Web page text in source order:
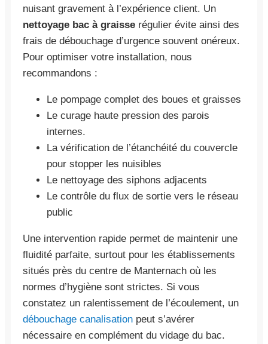
nuisant gravement à l’expérience client. Un
nettoyage bac à graisse régulier évite ainsi des
frais de débouchage d’urgence souvent onéreux.
Pour optimiser votre installation, nous
recommandons :
Le pompage complet des boues et graisses
Le curage haute pression des parois
internes.
La vérification de l’étanchéité du couvercle
pour stopper les nuisibles
Le nettoyage des siphons adjacents
Le contrôle du flux de sortie vers le réseau
public
Une intervention rapide permet de maintenir une
fluidité parfaite, surtout pour les établissements
situés près du centre de Manternach où les
normes d’hygiène sont strictes. Si vous
constatez un ralentissement de l’écoulement, un
débouchage canalisation peut s’avérer
nécessaire en complément du vidage du bac.